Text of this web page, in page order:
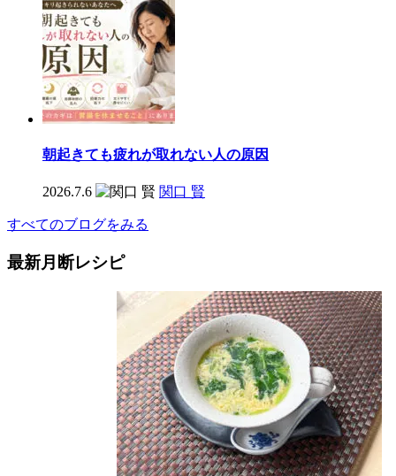
朝起きても疲れが取れない人の原因
2026.7.6 関口 賢
すべてのブログをみる
最新月断レシピ